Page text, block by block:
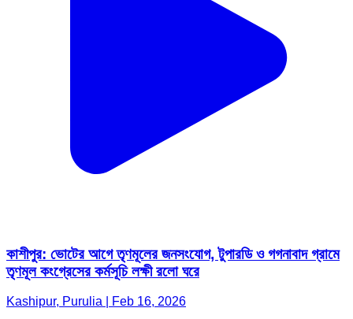
কাশীপুর: ভোটের আগে তৃণমূলের জনসংযোগ, টুপারডি ও গগনাবাদ গ্রামে
তৃণমূল কংগ্রেসের কর্মসূচি লক্ষী রলো ঘরে
Kashipur, Purulia | Feb 16, 2026